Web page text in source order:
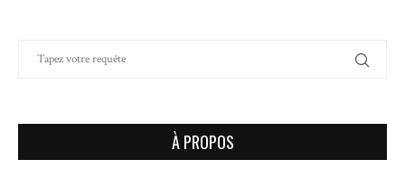
À PROPOS